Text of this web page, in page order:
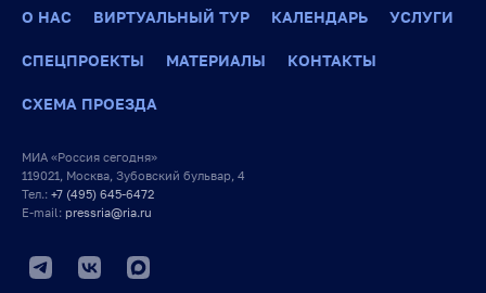
О НАС ВИРТУАЛЬНЫЙ ТУР КАЛЕНДАРЬ УСЛУГИ
СПЕЦПРОЕКТЫ МАТЕРИАЛЫ КОНТАКТЫ
СХЕМА ПРОЕЗДА
МИА «Россия сегодня»
119021, Москва, Зубовский бульвар, 4
Тел.: +7 (495) 645-6472
E-mail: pressria@ria.ru